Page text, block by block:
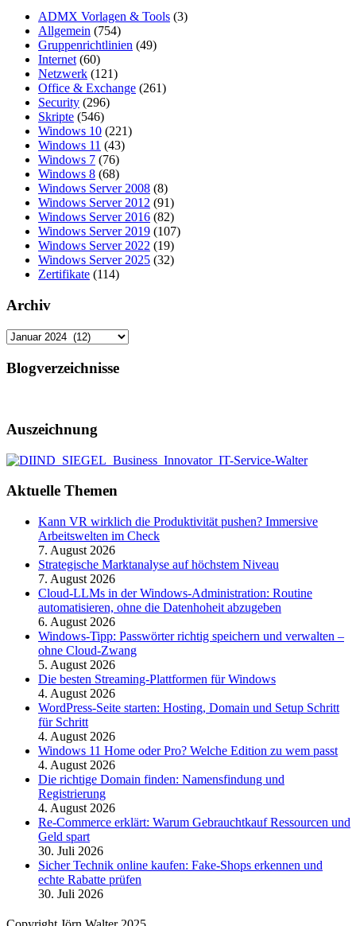
ADMX Vorlagen & Tools (3)
Allgemein (754)
Gruppenrichtlinien (49)
Internet(60)
Netzwerk (121)
Office & Exchange (261)
Security (296)
Skripte (546)
Windows 10 (221)
Windows 11 (43)
Windows 7 (76)
Windows 8 (68)
Windows Server 2008 (8)
Windows Server 2012 (91)
Windows Server 2016 (82)
Windows Server 2019 (107)
Windows Server 2022 (19)
Windows Server 2025 (32)
Zertifikate (114)
Archiv
Archiv
Blogverzeichnisse
Auszeichnung
Aktuelle Themen
Kann VR wirklich die Produktivität pushen? Immersive
Arbeitswelten im Check
7. August 2026
Strategische Marktanalyse auf höchstem Niveau
7. August 2026
Cloud-LLMs in der Windows-Administration: Routine
automatisieren, ohne die Datenhoheit abzugeben
6. August 2026
Windows-Tipp: Passwörter richtig speichern und verwalten –
ohne Cloud-Zwang
5. August 2026
Die besten Streaming-Plattformen für Windows
4. August 2026
WordPress-Seite starten: Hosting, Domain und Setup Schritt
für Schritt
4. August 2026
Windows 11 Home oder Pro? Welche Edition zu wem passt
4. August 2026
Die richtige Domain finden: Namensfindung und
Registrierung
4. August 2026
Re-Commerce erklärt: Warum Gebrauchtkauf Ressourcen und
Geld spart
30. Juli 2026
Sicher Technik online kaufen: Fake-Shops erkennen und
echte Rabatte prüfen
30. Juli 2026